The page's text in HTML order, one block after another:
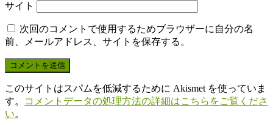
サイト
次回のコメントで使用するためブラウザーに自分の名
前、メールアドレス、サイトを保存する。
このサイトはスパムを低減するために Akismet を使っていま
す。
コメントデータの処理方法の詳細はこちらをご覧くださ
い。